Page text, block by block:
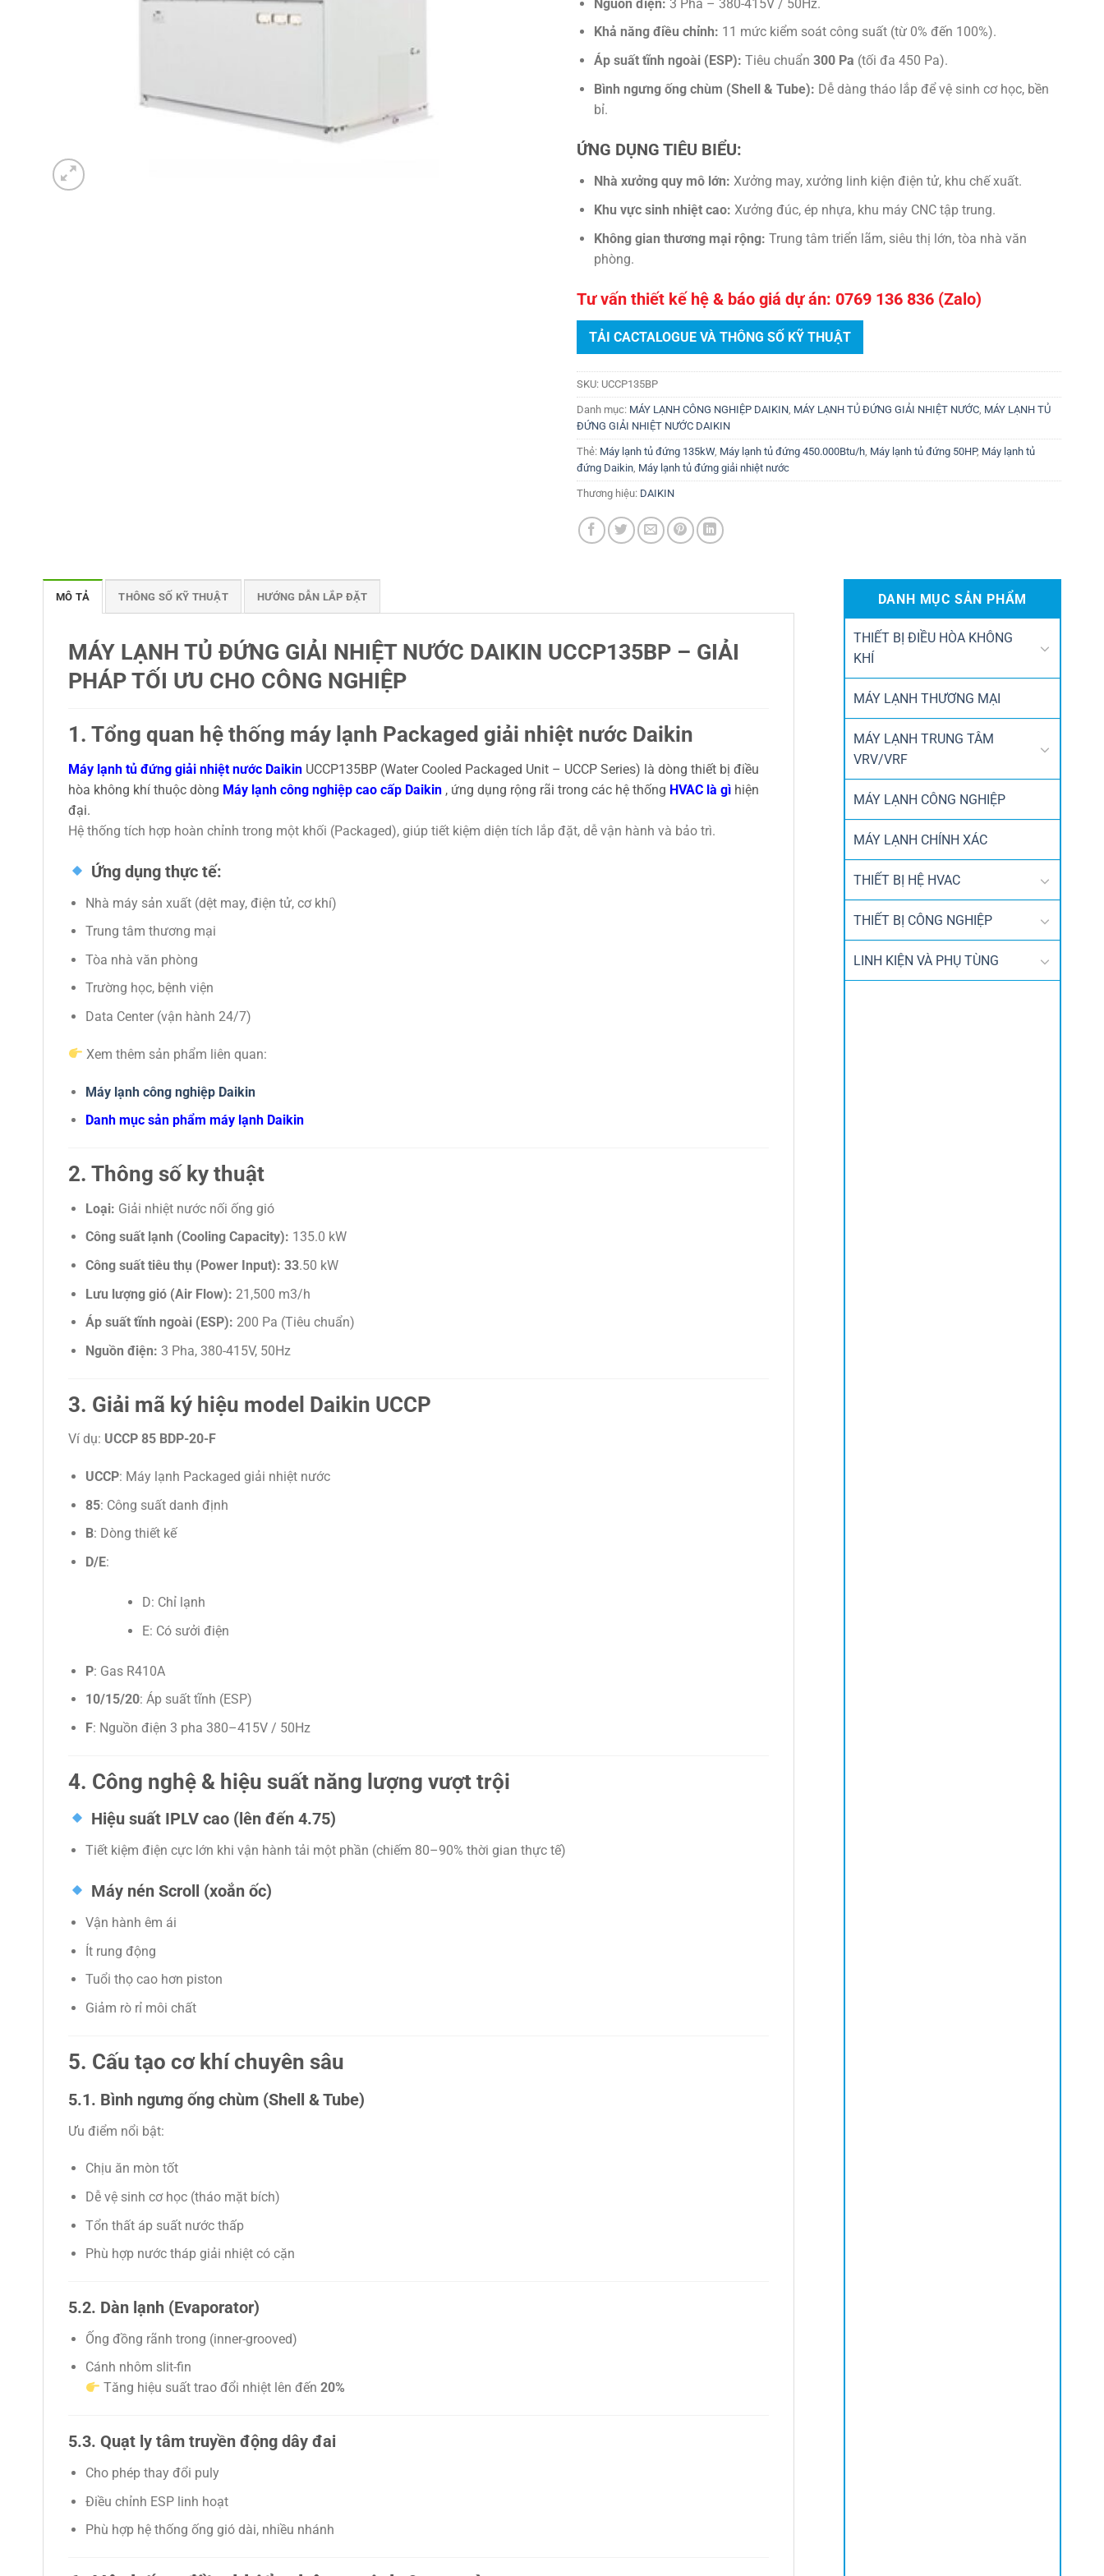
Nguồn điện: 3 Pha – 380-415V / 50Hz.
Khả năng điều chỉnh: 11 mức kiểm soát công suất (từ 0% đến 100%).
Áp suất tĩnh ngoài (ESP): Tiêu chuẩn 300 Pa (tối đa 450 Pa).
Bình ngưng ống chùm (Shell & Tube): Dễ dàng tháo lắp để vệ sinh cơ học, bền
bỉ.
ỨNG DỤNG TIÊU BIỂU:
Nhà xưởng quy mô lớn: Xưởng may, xưởng linh kiện điện tử, khu chế xuất.
Khu vực sinh nhiệt cao: Xưởng đúc, ép nhựa, khu máy CNC tập trung.
Không gian thương mại rộng: Trung tâm triển lãm, siêu thị lớn, tòa nhà văn
phòng.
Tư vấn thiết kế hệ & báo giá dự án: 0769 136 836 (Zalo)
TẢI CACTALOGUE VÀ THÔNG SỐ KỸ THUẬT
SKU: UCCP135BP
Danh mục: MÁY LẠNH CÔNG NGHIỆP DAIKIN, MÁY LẠNH TỦ ĐỨNG GIẢI NHIỆT NƯỚC, MÁY LẠNH TỦ
ĐỨNG GIẢI NHIỆT NƯỚC DAIKIN
Thẻ: Máy lạnh tủ đứng 135kW, Máy lạnh tủ đứng 450.000Btu/h, Máy lạnh tủ đứng 50HP, Máy lạnh tủ
đứng Daikin, Máy lạnh tủ đứng giải nhiệt nước
Thương hiệu: DAIKIN
MÔ TẢ THÔNG SỐ KỸ THUẬT HƯỚNG DẪN LẮP ĐẶT
MÁY LẠNH TỦ ĐỨNG GIẢI NHIỆT NƯỚC DAIKIN UCCP135BP – GIẢI
PHÁP TỐI ƯU CHO CÔNG NGHIỆP
1. Tổng quan hệ thống máy lạnh Packaged giải nhiệt nước Daikin
Máy lạnh tủ đứng giải nhiệt nước Daikin UCCP135BP (Water Cooled Packaged Unit – UCCP Series) là dòng thiết bị điều
hòa không khí thuộc dòng Máy lạnh công nghiệp cao cấp Daikin , ứng dụng rộng rãi trong các hệ thống HVAC là gì hiện
đại.
Hệ thống tích hợp hoàn chỉnh trong một khối (Packaged), giúp tiết kiệm diện tích lắp đặt, dễ vận hành và bảo trì.
Ứng dụng thực tế:
Nhà máy sản xuất (dệt may, điện tử, cơ khí)
Trung tâm thương mại
Tòa nhà văn phòng
Trường học, bệnh viện
Data Center (vận hành 24/7)
Xem thêm sản phẩm liên quan:
Máy lạnh công nghiệp Daikin
Danh mục sản phẩm máy lạnh Daikin
2. Thông số ky thuật
Loại: Giải nhiệt nước nối ống gió
Công suất lạnh (Cooling Capacity): 135.0 kW
Công suất tiêu thụ (Power Input): 33.50 kW
Lưu lượng gió (Air Flow): 21,500 m3/h
Áp suất tĩnh ngoài (ESP): 200 Pa (Tiêu chuẩn)
Nguồn điện: 3 Pha, 380-415V, 50Hz
3. Giải mã ký hiệu model Daikin UCCP
Ví dụ: UCCP 85 BDP-20-F
UCCP: Máy lạnh Packaged giải nhiệt nước
85: Công suất danh định
B: Dòng thiết kế
D/E:
D: Chỉ lạnh
E: Có sưởi điện
P: Gas R410A
10/15/20: Áp suất tĩnh (ESP)
F: Nguồn điện 3 pha 380–415V / 50Hz
4. Công nghệ & hiệu suất năng lượng vượt trội
Hiệu suất IPLV cao (lên đến 4.75)
Tiết kiệm điện cực lớn khi vận hành tải một phần (chiếm 80–90% thời gian thực tế)
Máy nén Scroll (xoắn ốc)
Vận hành êm ái
Ít rung động
Tuổi thọ cao hơn piston
Giảm rò rỉ môi chất
5. Cấu tạo cơ khí chuyên sâu
5.1. Bình ngưng ống chùm (Shell & Tube)
Ưu điểm nổi bật:
Chịu ăn mòn tốt
Dễ vệ sinh cơ học (tháo mặt bích)
Tổn thất áp suất nước thấp
Phù hợp nước tháp giải nhiệt có cặn
5.2. Dàn lạnh (Evaporator)
Ống đồng rãnh trong (inner-grooved)
Cánh nhôm slit-fin
Tăng hiệu suất trao đổi nhiệt lên đến20%
5.3. Quạt ly tâm truyền động dây đai
Cho phép thay đổi puly
Điều chỉnh ESP linh hoạt
Phù hợp hệ thống ống gió dài, nhiều nhánh
DANH MỤC SẢN PHẨM
THIẾT BỊ ĐIỀU HÒA KHÔNG
KHÍ
MÁY LẠNH THƯƠNG MẠI
MÁY LẠNH TRUNG TÂM
VRV/VRF
MÁY LẠNH CÔNG NGHIỆP
MÁY LẠNH CHÍNH XÁC
THIẾT BỊ HỆ HVAC
THIẾT BỊ CÔNG NGHIỆP
LINH KIỆN VÀ PHỤ TÙNG